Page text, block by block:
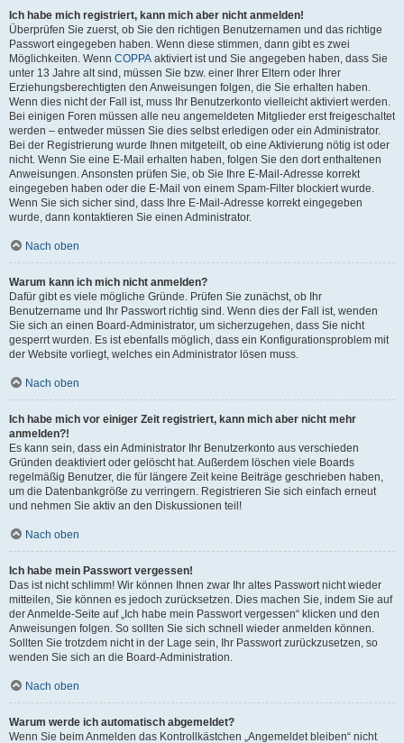
Ich habe mich registriert, kann mich aber nicht anmelden!
Überprüfen Sie zuerst, ob Sie den richtigen Benutzernamen und das richtige
Passwort eingegeben haben. Wenn diese stimmen, dann gibt es zwei
Möglichkeiten. Wenn COPPA aktiviert ist und Sie angegeben haben, dass Sie
unter 13 Jahre alt sind, müssen Sie bzw. einer Ihrer Eltern oder Ihrer
Erziehungsberechtigten den Anweisungen folgen, die Sie erhalten haben.
Wenn dies nicht der Fall ist, muss Ihr Benutzerkonto vielleicht aktiviert werden.
Bei einigen Foren müssen alle neu angemeldeten Mitglieder erst freigeschaltet
werden – entweder müssen Sie dies selbst erledigen oder ein Administrator.
Bei der Registrierung wurde Ihnen mitgeteilt, ob eine Aktivierung nötig ist oder
nicht. Wenn Sie eine E-Mail erhalten haben, folgen Sie den dort enthaltenen
Anweisungen. Ansonsten prüfen Sie, ob Sie Ihre E-Mail-Adresse korrekt
eingegeben haben oder die E-Mail von einem Spam-Filter blockiert wurde.
Wenn Sie sich sicher sind, dass Ihre E-Mail-Adresse korrekt eingegeben
wurde, dann kontaktieren Sie einen Administrator.
Nach oben
Warum kann ich mich nicht anmelden?
Dafür gibt es viele mögliche Gründe. Prüfen Sie zunächst, ob Ihr
Benutzername und Ihr Passwort richtig sind. Wenn dies der Fall ist, wenden
Sie sich an einen Board-Administrator, um sicherzugehen, dass Sie nicht
gesperrt wurden. Es ist ebenfalls möglich, dass ein Konfigurationsproblem mit
der Website vorliegt, welches ein Administrator lösen muss.
Nach oben
Ich habe mich vor einiger Zeit registriert, kann mich aber nicht mehr
anmelden?!
Es kann sein, dass ein Administrator Ihr Benutzerkonto aus verschieden
Gründen deaktiviert oder gelöscht hat. Außerdem löschen viele Boards
regelmäßig Benutzer, die für längere Zeit keine Beiträge geschrieben haben,
um die Datenbankgröße zu verringern. Registrieren Sie sich einfach erneut
und nehmen Sie aktiv an den Diskussionen teil!
Nach oben
Ich habe mein Passwort vergessen!
Das ist nicht schlimm! Wir können Ihnen zwar Ihr altes Passwort nicht wieder
mitteilen, Sie können es jedoch zurücksetzen. Dies machen Sie, indem Sie auf
der Anmelde-Seite auf „Ich habe mein Passwort vergessen“ klicken und den
Anweisungen folgen. So sollten Sie sich schnell wieder anmelden können.
Sollten Sie trotzdem nicht in der Lage sein, Ihr Passwort zurückzusetzen, so
wenden Sie sich an die Board-Administration.
Nach oben
Warum werde ich automatisch abgemeldet?
Wenn Sie beim Anmelden das Kontrollkästchen „Angemeldet bleiben“ nicht